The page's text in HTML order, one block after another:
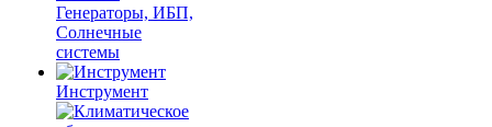
Генераторы, ИБП,
Солнечные
системы
Инструмент